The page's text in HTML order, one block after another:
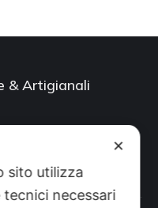
& Artigianali
✕
sito utilizza
tecnici necessari